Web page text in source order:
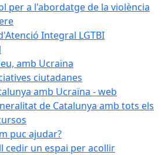
per a l'abordatge de la violència
Integral LGTBI
amb Ucraïna
ciutadanes
amb Ucraïna - web
de Catalunya amb tots els
puc ajudar?
cedir un espai per acollir